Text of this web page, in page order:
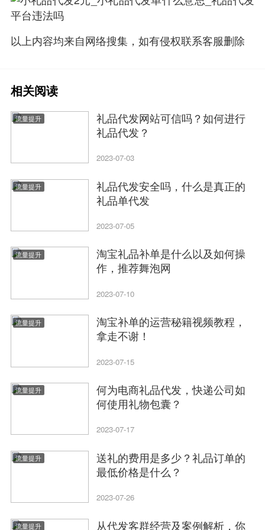
以上内容均来自网络搜集，如有侵权联系客服删除
相关阅读
流量提升
礼品代发网站可信吗？如何进行
礼品代发？
2023-07-03
流量提升
礼品代发安全吗，什么是真正的
礼品单代发
2023-07-05
流量提升
淘宝礼品补单是什么以及如何操
作，推荐舞泡网
2023-07-10
流量提升
淘宝补单的运营秘籍视频教程，
拿走不谢！
2023-07-15
流量提升
何为电商礼品代发，快递公司如
何使用礼物包囊？
2023-07-17
流量提升
送礼的费用是多少？礼品订单的
最低价格是什么？
2023-07-26
流量提升 从代发客群经营及案例解析，你